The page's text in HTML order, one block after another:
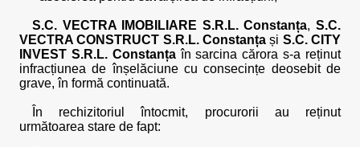
S.C. VECTRA IMOBILIARE S.R.L. Constanța,S.C.
VECTRA CONSTRUCT S.R.L. Constanța și S.C. CITY
INVEST S.R.L. Constanțaîn sarcina cărora s-a reținut
infracțiunea de înșelăciune cu consecințe deosebit de
grave, în formă continuată.
În rechizitoriul întocmit, procurorii au reținut
următoarea stare de fapt: